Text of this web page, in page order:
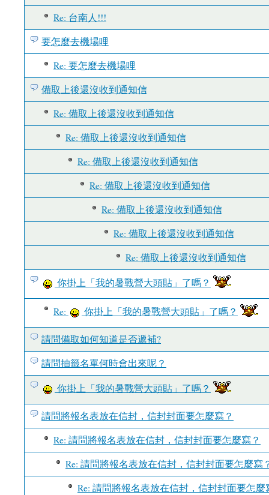
Re: 台南人!!!
要怎麼去機場哩
Re: 要怎麼去機場哩
備取上後還沒收到通知信
Re: 備取上後還沒收到通知信
Re: 備取上後還沒收到通知信
Re: 備取上後還沒收到通知信
Re: 備取上後還沒收到通知信
Re: 備取上後還沒收到通知信
Re: 備取上後還沒收到通知信
Re: 備取上後還沒收到通知信
你掛上「我的暑戰營大頭貼」了嗎？
Re: 你掛上「我的暑戰營大頭貼」了嗎？
請問備取如何知道是否遞補?
請問抽籤名單何時會出來呢？
你掛上「我的暑戰營大頭貼」了嗎？
請問將報名表放在信封，信封封面要怎麼寫？
Re: 請問將報名表放在信封，信封封面要怎麼寫？
Re: 請問將報名表放在信封，信封封面要怎麼寫
Re: 請問將報名表放在信封，信封封面要怎麼